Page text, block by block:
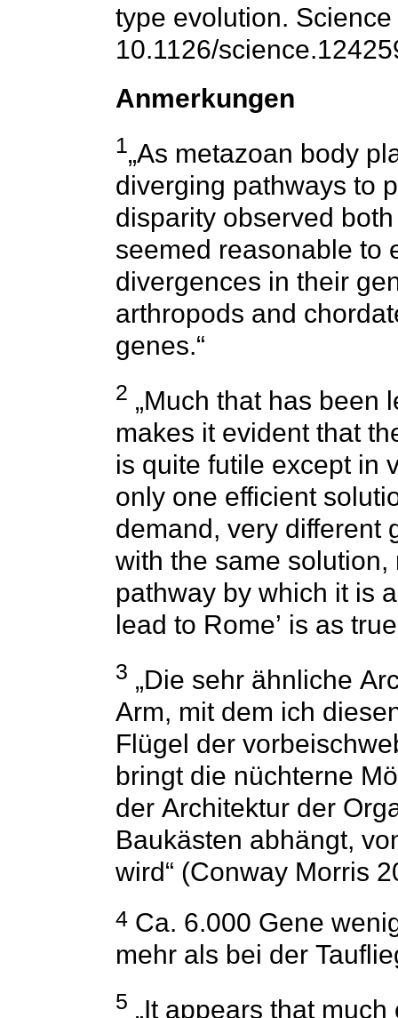
type evolution. Science
10.1126/
Anmerkungen
1„As metazoan body
diverging pathways to
disparity observed
seemed reasonable to
divergences in their
arthropods and
genes.“
2 „Much that has been
makes it evident that
is quite futile except in
only one efficient
demand, very different
with the same
pathway by which it is
lead to Rome’ is as
3 „Die sehr ähnliche
Arm, mit dem ich
Flügel der
bringt die nüchterne
der Architektur der
Baukästen abhängt,
wird“ (Conway Morris
4 Ca. 6.000 Gene
mehr als bei der
5 „It appears that